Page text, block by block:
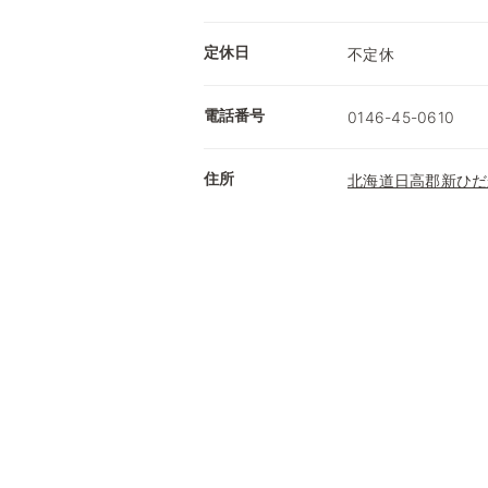
定休日 不定休
電話番号 0146-45-0610
住所 北海道日高郡新ひ